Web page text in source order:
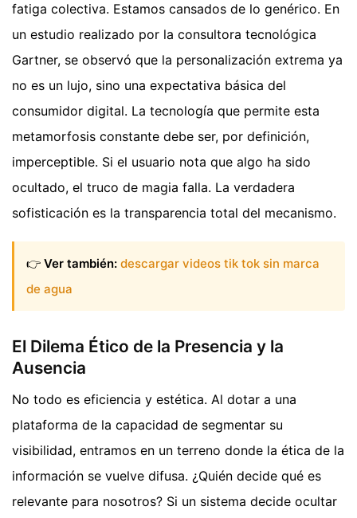
fatiga colectiva. Estamos cansados de lo genérico. En
un estudio realizado por la consultora tecnológica
Gartner, se observó que la personalización extrema ya
no es un lujo, sino una expectativa básica del
consumidor digital. La tecnología que permite esta
metamorfosis constante debe ser, por definición,
imperceptible. Si el usuario nota que algo ha sido
ocultado, el truco de magia falla. La verdadera
sofisticación es la transparencia total del mecanismo.
👉 Ver también: descargar videos tik tok sin marca
de agua
El Dilema Ético de la Presencia y la
Ausencia
No todo es eficiencia y estética. Al dotar a una
plataforma de la capacidad de segmentar su
visibilidad, entramos en un terreno donde la ética de la
información se vuelve difusa. ¿Quién decide qué es
relevante para nosotros? Si un sistema decide ocultar